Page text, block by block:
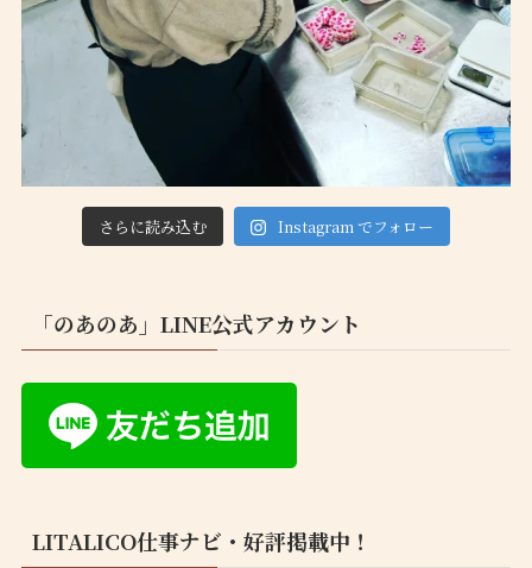
さらに読み込む Instagram でフォロー
「のあのあ」LINE公式アカウント
LITALICO仕事ナビ・好評掲載中！